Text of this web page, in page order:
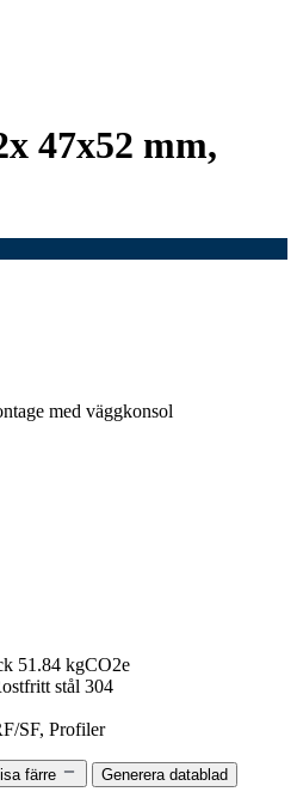
47x52 mm,
med väggkonsol
51.84 kgCO2e
stål 304
SF, Profiler
färre Generera datablad